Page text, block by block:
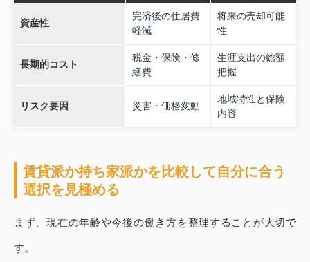
資産性
完済後の住居費
軽減
将来の売却可能
性
長期的コスト
税金・保険・修
繕費
生涯支出の総額
把握
リスク要因 災害・価格変動
地域特性と保険
内容
賃貸派か持ち家派かを比較して自分に合う
選択を見極める
まず、現在の年齢や今後の働き方を整理することが大切で
す。